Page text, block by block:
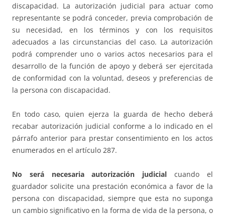
discapacidad. La autorización judicial para actuar como
representante se podrá conceder, previa comprobación de
su necesidad, en los términos y con los requisitos
adecuados a las circunstancias del caso. La autorización
podrá comprender uno o varios actos necesarios para el
desarrollo de la función de apoyo y deberá ser ejercitada
de conformidad con la voluntad, deseos y preferencias de
la persona con discapacidad.
En todo caso, quien ejerza la guarda de hecho deberá
recabar autorización judicial conforme a lo indicado en el
párrafo anterior para prestar consentimiento en los actos
enumerados en el artículo 287.
No será necesaria autorización judicialcuando el
guardador solicite una prestación económica a favor de la
persona con discapacidad, siempre que esta no suponga
un cambio significativo en la forma de vida de la persona, o